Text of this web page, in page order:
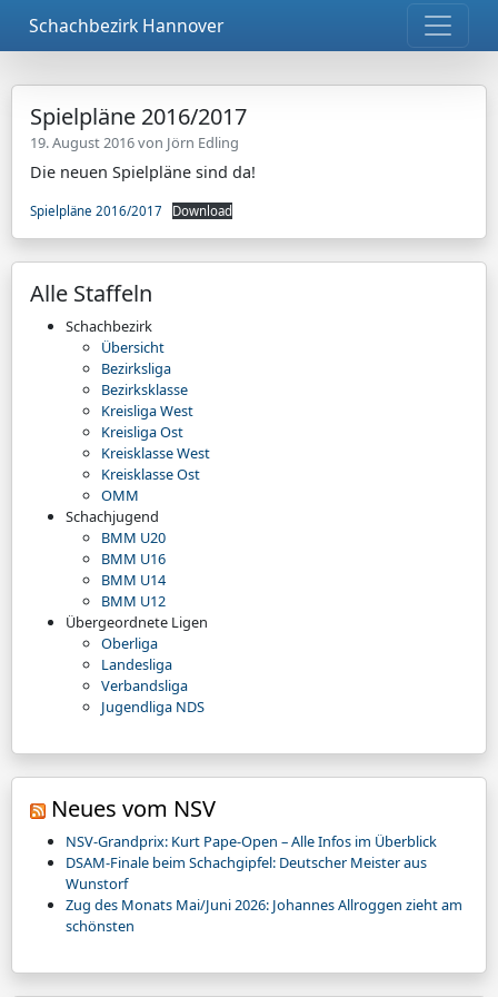
Schachbezirk Hannover
Spielpläne 2016/2017
19. August 2016 von Jörn Edling
Die neuen Spielpläne sind da!
Spielpläne 2016/2017 Download
Alle Staffeln
Schachbezirk
Übersicht
Bezirksliga
Bezirksklasse
Kreisliga West
Kreisliga Ost
Kreisklasse West
Kreisklasse Ost
OMM
Schachjugend
BMM U20
BMM U16
BMM U14
BMM U12
Übergeordnete Ligen
Oberliga
Landesliga
Verbandsliga
Jugendliga NDS
Neues vom NSV
NSV-Grandprix: Kurt Pape-Open – Alle Infos im Überblick
DSAM-Finale beim Schachgipfel: Deutscher Meister aus
Wunstorf
Zug des Monats Mai/Juni 2026: Johannes Allroggen zieht am
schönsten